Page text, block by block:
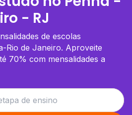
- RJ
de escolas
Rio de Janeiro. Aproveite
70% com mensalidades a